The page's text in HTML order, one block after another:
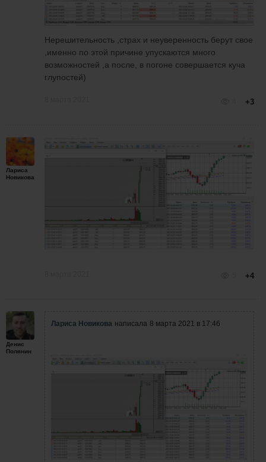
Нерешительность ,страх и неуверенность берут свое
,именно по этой причине упускаются много
возможностей ,а после, в погоне совершается куча
глупостей)
+3
Лариса
Новикова
+4
Денис
Полянин
Лариса Новикова написала 8 марта 2021 в 17:46